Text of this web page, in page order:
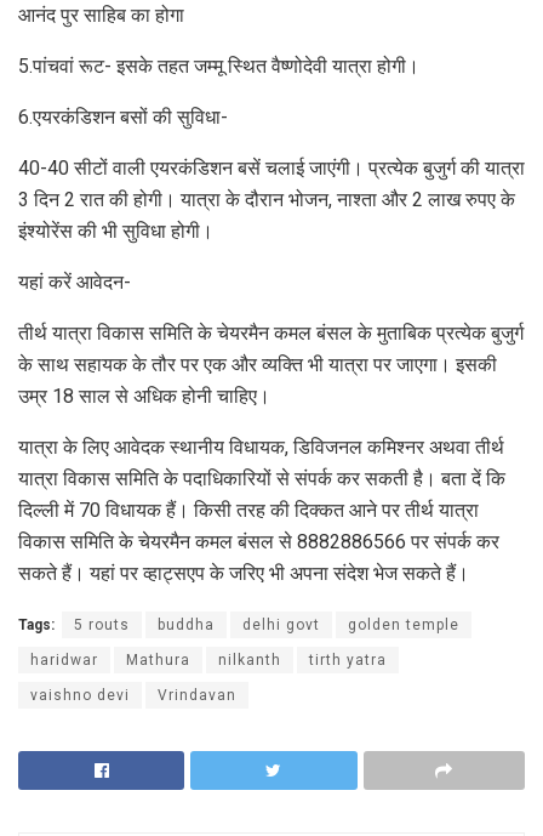
आनंद पुर साहिब का होगा
5.पांचवां रूट- इसके तहत जम्मू स्थित वैष्णोदेवी यात्रा होगी।
6.एयरकंडिशन बसों की सुविधा-
40-40 सीटों वाली एयरकंडिशन बसें चलाई जाएंगी। प्रत्येक बुजुर्ग की यात्रा
3 दिन 2 रात की होगी। यात्रा के दौरान भोजन, नाश्ता और 2 लाख रुपए के
इंश्योरेंस की भी सुविधा होगी।
यहां करें आवेदन-
तीर्थ यात्रा विकास समिति के चेयरमैन कमल बंसल के मुताबिक प्रत्येक बुजुर्ग
के साथ सहायक के तौर पर एक और व्यक्ति भी यात्रा पर जाएगा। इसकी
उम्र 18 साल से अधिक होनी चाहिए।
यात्रा के लिए आवेदक स्थानीय विधायक, डिविजनल कमिश्नर अथवा तीर्थ
यात्रा विकास समिति के पदाधिकारियों से संपर्क कर सकती है। बता दें कि
दिल्ली में 70 विधायक हैं। किसी तरह की दिक्कत आने पर तीर्थ यात्रा
विकास समिति के चेयरमैन कमल बंसल से 8882886566 पर संपर्क कर
सकते हैं। यहां पर व्हाट्सएप के जरिए भी अपना संदेश भेज सकते हैं।
Tags: 5 routs buddha delhi govt golden temple
haridwar Mathura nilkanth tirth yatra
vaishno devi Vrindavan